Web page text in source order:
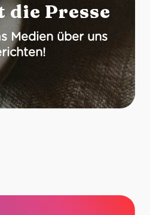
die Presse
Medien über uns